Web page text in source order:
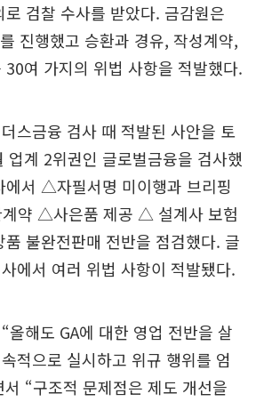
검찰 수사를 받았다. 금감원은
진행했고 승환과 경유, 작성계약,
30여 가지의 위법 사항을 적발했다.
스금융 검사 때 적발된 사안을 토
업계 2위권인 글로벌금융을 검사했
에서 △자필서명 미이행과 브리핑
약 △사은품 제공 △ 설계사 보험
불완전판매 전반을 점검했다. 글
에서 여러 위법 사항이 적발됐다.
올해도 GA에 대한 영업 전반을 살
적으로 실시하고 위규 행위를 엄
“구조적 문제점은 제도 개선을